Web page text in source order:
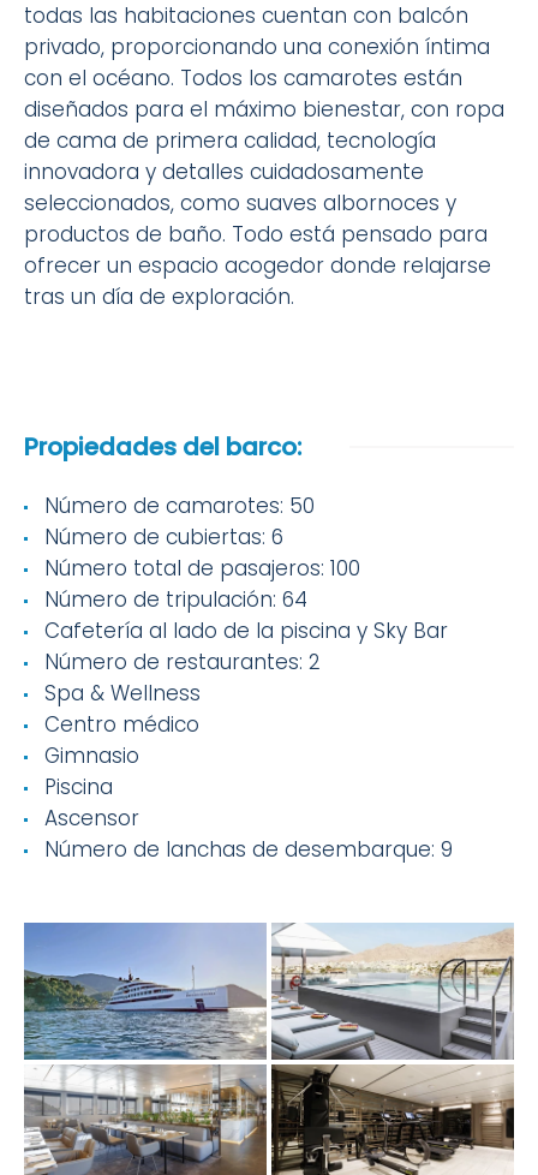
todas las habitaciones cuentan con balcón
privado, proporcionando una conexión íntima
con el océano. Todos los camarotes están
diseñados para el máximo bienestar, con ropa
de cama de primera calidad, tecnología
innovadora y detalles cuidadosamente
seleccionados, como suaves albornoces y
productos de baño. Todo está pensado para
ofrecer un espacio acogedor donde relajarse
tras un día de exploración.
Propiedades del barco:
Número de camarotes: 50
Número de cubiertas: 6
Número total de pasajeros: 100
Número de tripulación: 64
Cafetería al lado de la piscina y Sky Bar
Número de restaurantes: 2
Spa & Wellness
Centro médico
Gimnasio
Piscina
Ascensor
Número de lanchas de desembarque: 9